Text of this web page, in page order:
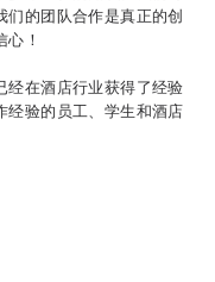
的团队合作是真正的创
心！
经在酒店行业获得了经验
经验的员工、学生和酒店